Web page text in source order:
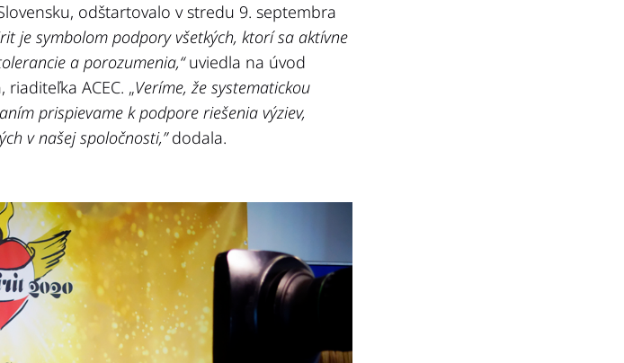
odštartovalo v stredu 9. septembra
je symbolom podpory všetkých, ktorí sa aktívne
a porozumenia,“uviedla na úvod
ACEC. „Veríme, že systematickou
prispievame k podpore riešenia výziev,
v našej spoločnosti,”dodala.